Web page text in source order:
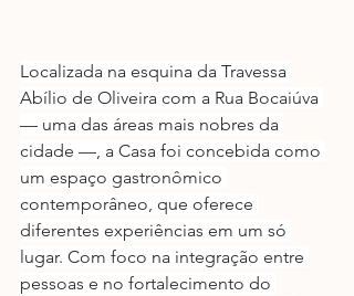
Localizada na esquina da Travessa
Abílio de Oliveira com a Rua Bocaiúva
— uma das áreas mais nobres da
cidade —, a Casa foi concebida como
um espaço gastronômico
contemporâneo, que oferece
diferentes experiências em um só
lugar. Com foco na integração entre
pessoas e no fortalecimento do